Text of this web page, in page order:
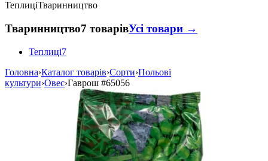
ТеплиціТваринництво
Тваринництво7 товарівУсі товари →
Теплиці7
Головна›Каталог товарів›Сорти›Польові
культури›Овес›Гаврош #65056